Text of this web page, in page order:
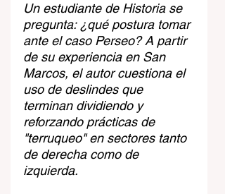
Un estudiante de Historia se
pregunta: ¿qué postura tomar
ante el caso Perseo? A partir
de su experiencia en San
Marcos, el autor cuestiona el
uso de deslindes que
terminan dividiendo y
reforzando prácticas de
"terruqueo" en sectores tanto
de derecha como de
izquierda.